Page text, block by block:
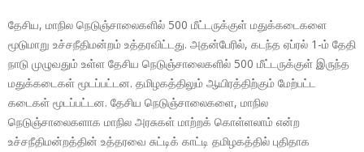
தேசிய, மாநில நெடுஞ்சாலைகளில் 500 மீட்டருக்குள் மதுக்கடைகளை
மூடுமாறு உச்சநீதிமன்றம் உத்தரவிட்டது. அதன்பேரில், கடந்த ஏப்ரல் 1-ம் தேதி
நாடு முழுவதும் உள்ள தேசிய நெடுஞ்சாலைகளில் 500 மீட்டருக்குள் இருந்த
மதுக்கடைகள் மூடப்பட்டன. தமிழகத்திலும் ஆயிரத்திற்கும் மேற்பட்ட
கடைகள் மூடப்பட்டன. தேசிய நெடுஞ்சாலைகளை, மாநில
நெடுஞ்சாலைகளாக மாநில அரசுகள் மாற்றக் கொள்ளலாம் என்ற
உச்சநீதிமன்றத்தின் உத்தரவை சுட்டிக் காட்டி தமிழகத்தில் புதிதாக